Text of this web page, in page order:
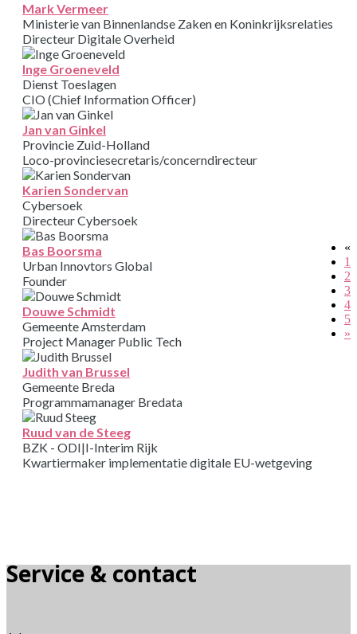
Mark Vermeer
Ministerie van Binnenlandse Zaken en Koninkrijksrelaties
Directeur Digitale Overheid
Inge Groeneveld
Dienst Toeslagen
CIO (Chief Information Officer)
Jan van Ginkel
Provincie Zuid-Holland
Loco-provinciesecretaris/concerndirecteur
Karien Sondervan
Cybersoek
Directeur Cybersoek
Bas Boorsma
Urban Innovtors Global
Founder
Douwe Schmidt
Gemeente Amsterdam
Project Manager Public Tech
Judith van Brussel
Gemeente Breda
Programmamanager Bredata
Ruud van de Steeg
BZK - ODI|I-Interim Rijk
Kwartiermaker implementatie digitale EU-wetgeving
«
1
2
3
4
5
»
Service & contact